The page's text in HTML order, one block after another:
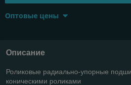
Оптовые цены
Описание
Роликовые радиально-упорные
коническими роликами